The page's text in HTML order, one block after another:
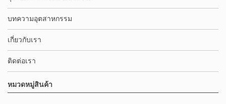
บทความอุตสาหกรรม
เกี่ยวกับเรา
ติดต่อเรา
หมวดหมู่สินค้า